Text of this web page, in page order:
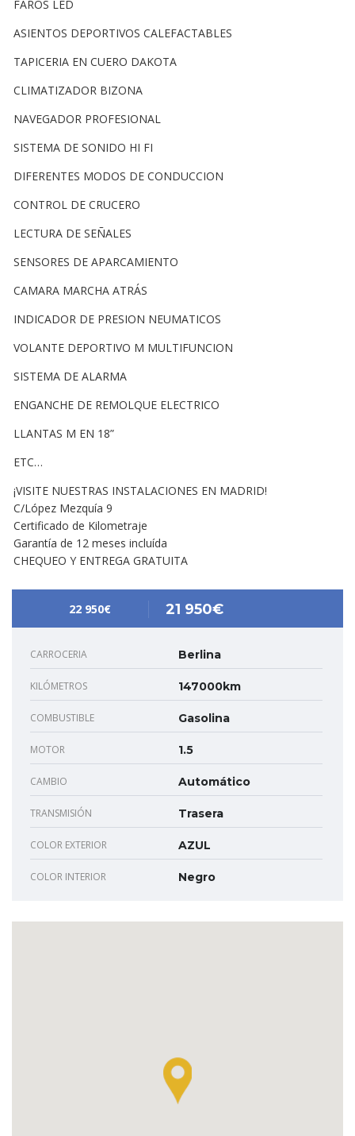
FAROS LED
ASIENTOS DEPORTIVOS CALEFACTABLES
TAPICERIA EN CUERO DAKOTA
CLIMATIZADOR BIZONA
NAVEGADOR PROFESIONAL
SISTEMA DE SONIDO HI FI
DIFERENTES MODOS DE CONDUCCION
CONTROL DE CRUCERO
LECTURA DE SEÑALES
SENSORES DE APARCAMIENTO
CAMARA MARCHA ATRÁS
INDICADOR DE PRESION NEUMATICOS
VOLANTE DEPORTIVO M MULTIFUNCION
SISTEMA DE ALARMA
ENGANCHE DE REMOLQUE ELECTRICO
LLANTAS M EN 18”
ETC…
¡VISITE NUESTRAS INSTALACIONES EN MADRID!
C/López Mezquía 9
Certificado de Kilometraje
Garantía de 12 meses incluída
CHEQUEO Y ENTREGA GRATUITA
22 950€ 21 950€
CARROCERIA Berlina
KILÓMETROS 147000km
COMBUSTIBLE Gasolina
MOTOR 1.5
CAMBIO Automático
TRANSMISIÓN Trasera
COLOR EXTERIOR AZUL
COLOR INTERIOR Negro